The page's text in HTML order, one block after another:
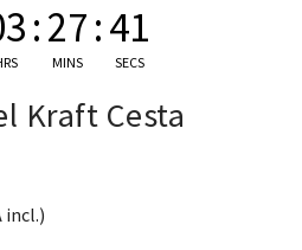
:27
MINS
:40
SECS
Kraft Cesta
de precios: desde 9,68
incl.)